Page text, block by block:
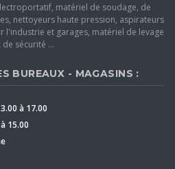
matériel de soudage, de
nettoyeurs haute pression, aspirateurs
l'industrie et garages, matériel de levage
sécurité ...
BUREAUX - MAGASINS :
à 17.00
15.00